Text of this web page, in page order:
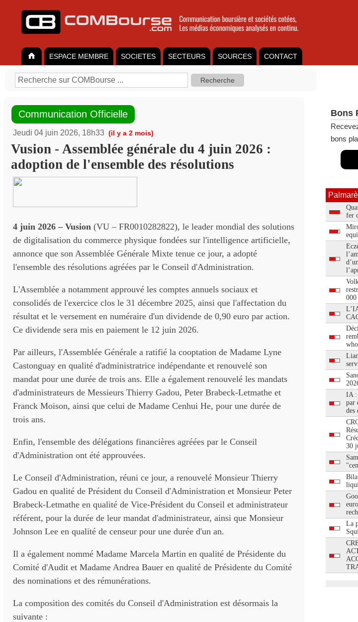
ESPACE MEMBRE SOCIETES SECTEURS SOURCES CONTACT
Communication Officielle
Jeudi 04 juin 2026, 18h33 (il y a 2 mois)
Vusion - Assemblée générale du 4 juin 2026 :
adoption de l'ensemble des résolutions
4 juin 2026 – Vusion (VU – FR0010282822), le leader mondial des solutions
de digitalisation du commerce physique fondées sur l'intelligence artificielle,
annonce que son Assemblée Générale Mixte tenue ce jour, a adopté
l'ensemble des résolutions agréées par le Conseil d'Administration.
L'Assemblée a notamment approuvé les comptes annuels sociaux et
consolidés de l'exercice clos le 31 décembre 2025, ainsi que l'affectation du
résultat et le versement en numéraire d'un dividende de 0,90 euro par action.
Ce dividende sera mis en paiement le 12 juin 2026.
Par ailleurs, l'Assemblée Générale a ratifié la cooptation de Madame Lyne
Castonguay en qualité d'administratrice indépendante et renouvelé son
mandat pour une durée de trois ans. Elle a également renouvelé les mandats
d'administrateurs de Messieurs Thierry Gadou, Peter Brabeck-Letmathe et
Franck Moison, ainsi que celui de Madame Cenhui He, pour une durée de
trois ans.
Enfin, l'ensemble des délégations financières agréées par le Conseil
d'Administration ont été approuvées.
Le Conseil d'Administration, réuni ce jour, a renouvelé Monsieur Thierry
Gadou en qualité de Président du Conseil d'Administration et Monsieur Peter
Brabeck-Letmathe en qualité de Vice-Président du Conseil et administrateur
référent, pour la durée de leur mandat d'administrateur, ainsi que Monsieur
Johnson Lee en qualité de censeur pour une durée d'un an.
Il a également nommé Madame Marcela Martin en qualité de Présidente du
Comité d'Audit et Madame Andrea Bauer en qualité de Présidente du Comité
des nominations et des rémunérations.
La composition des comités du Conseil d'Administration est désormais la
suivante :
Bons
bons
fer
000
IA :
par
des
30
La